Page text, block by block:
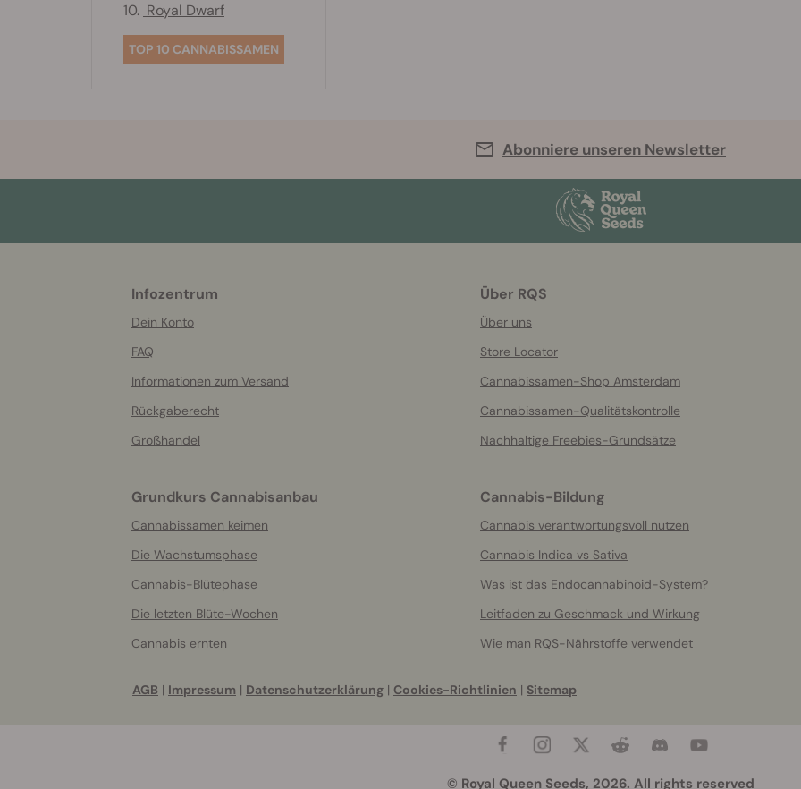
10. Royal Dwarf
TOP 10 CANNABISSAMEN
Abonniere unseren Newsletter
Infozentrum
Dein Konto
FAQ
Informationen zum Versand
Rückgaberecht
Großhandel
Über RQS
Über uns
Store Locator
Cannabissamen-Shop Amsterdam
Cannabissamen-Qualitätskontrolle
Nachhaltige Freebies-Grundsätze
Grundkurs Cannabisanbau
Cannabissamen keimen
Die Wachstumsphase
Cannabis-Blütephase
Die letzten Blüte-Wochen
Cannabis ernten
Cannabis-Bildung
Cannabis verantwortungsvoll nutzen
Cannabis Indica vs Sativa
Was ist das Endocannabinoid-System?
Leitfaden zu Geschmack und Wirkung
Wie man RQS-Nährstoffe verwendet
AGB | Impressum | Datenschutzerklärung | Cookies-Richtlinien | Sitemap
© Royal Queen Seeds, 2026. All rights reserved